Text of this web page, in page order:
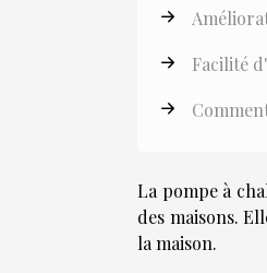
Facilité
La pompe à
des maisons.
la maison.